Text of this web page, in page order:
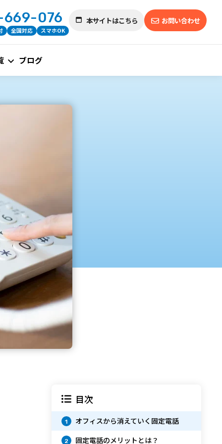
669-076
全国対応 スマホOK
本サイトはこちら お問い合わせ
ブログ
目次
1 オフィスから消えていく固定電話
2 固定電話のメリットとは？